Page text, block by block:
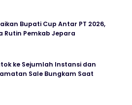
Bupati Cup Antar PT 2026,
Rutin Pemkab Jepara
ke Sejumlah Instansi dan
Sale Bungkam Saat